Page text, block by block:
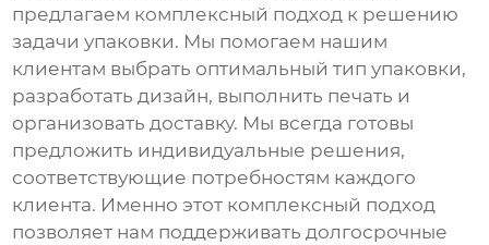
предлагаем комплексный подход к решению
задачи упаковки. Мы помогаем нашим
клиентам выбрать оптимальный тип упаковки,
разработать дизайн, выполнить печать и
организовать доставку. Мы всегда готовы
предложить индивидуальные решения,
соответствующие потребностям каждого
клиента. Именно этот комплексный подход
позволяет нам поддерживать долгосрочные